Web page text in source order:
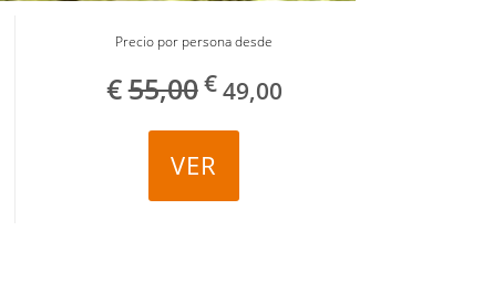
Precio por persona desde
€55,00€49,00
VER